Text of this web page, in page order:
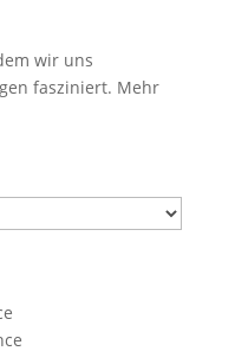
wir uns
fasziniert. Mehr